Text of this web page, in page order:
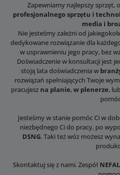
Zapewniamy najlepszy sprzęt,
profesjonalnego sprzętu i
media i
Nie jesteśmy zależni od
dedykowane rozwiązanie dla
w usprawnieniu jego pracy, bez
Doświadczenie w konsultacji jest
stoją lata doświadczenia w
rozwiązań spełniających Twoje
pracujesz na planie,w plenerze,
Jesteśmy w stanie pomóc Ci w
niezbędnego Ci do pracy, po
DSNG. Taki też wóz możesz
Skontaktuj się z nami. Zespół